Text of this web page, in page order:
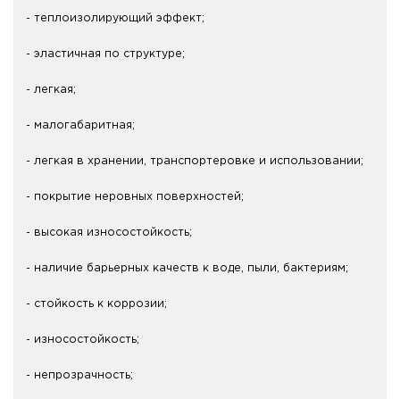
- теплоизолирующий эффект;
- эластичная по структуре;
- легкая;
- малогабаритная;
- легкая в хранении, транспортеровке и использовании;
- покрытие неровных поверхностей;
- высокая износостойкость;
- наличие барьерных качеств к воде, пыли, бактериям;
- стойкость к коррозии;
- износостойкость;
- непрозрачность;